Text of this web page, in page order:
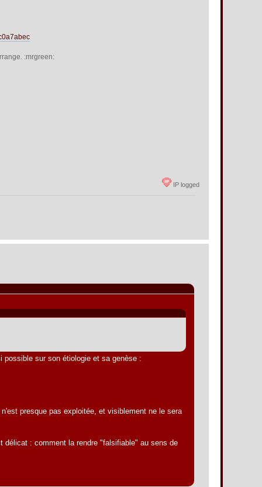
:mrgreen:
IP logged
possible sur son étiologie et sa genèse :
presque pas exploitée, et visiblement ne le sera
délicat : comment la rendre "falsifiable" au sens de